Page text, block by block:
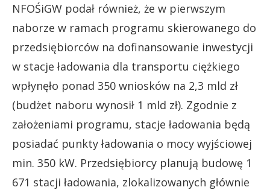
NFOŚiGW podał również, że w pierwszym
naborze w ramach programu skierowanego do
przedsiębiorców na dofinansowanie inwestycji
w stacje ładowania dla transportu ciężkiego
wpłynęło ponad 350 wniosków na 2,3 mld zł
(budżet naboru wynosił 1 mld zł). Zgodnie z
założeniami programu, stacje ładowania będą
posiadać punkty ładowania o mocy wyjściowej
min. 350 kW. Przedsiębiorcy planują budowę 1
671 stacji ładowania, zlokalizowanych głównie